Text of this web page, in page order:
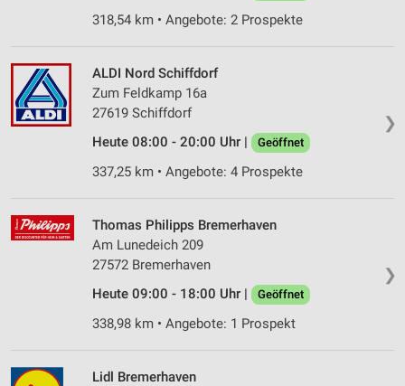
318,54 km • Angebote: 2 Prospekte
❯
ALDI Nord Schiffdorf
Zum Feldkamp 16a
27619 Schiffdorf
Heute 08:00 - 20:00 Uhr |
Geöffnet
337,25 km • Angebote: 4 Prospekte
❯
Thomas Philipps Bremerhaven
Am Lunedeich 209
27572 Bremerhaven
Heute 09:00 - 18:00 Uhr |
Geöffnet
338,98 km • Angebote: 1 Prospekt
Lidl Bremerhaven